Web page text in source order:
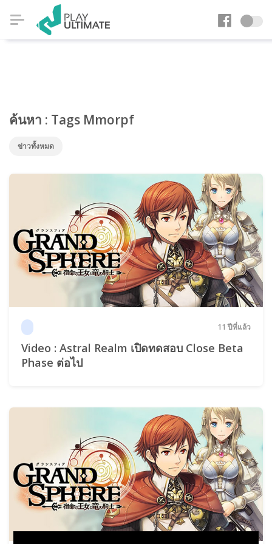
ค้นหา : Tags Mmorpf
ข่าวทั้งหมด
11 ปีที่แล้ว
Video : Astral Realm เปิดทดสอบ Close Beta
Phase ต่อไป